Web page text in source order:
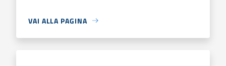
VAI ALLA PAGINA